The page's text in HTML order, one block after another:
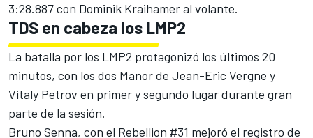
3:28.887 con Dominik Kraihamer al volante.
TDS en cabeza los LMP2
La batalla por los LMP2 protagonizó los últimos 20
minutos, con los dos Manor de Jean-Eric Vergne y
Vitaly Petrov en primer y segundo lugar durante gran
parte de la sesión.
Bruno Senna, con el Rebellion #31 mejoró el registro de